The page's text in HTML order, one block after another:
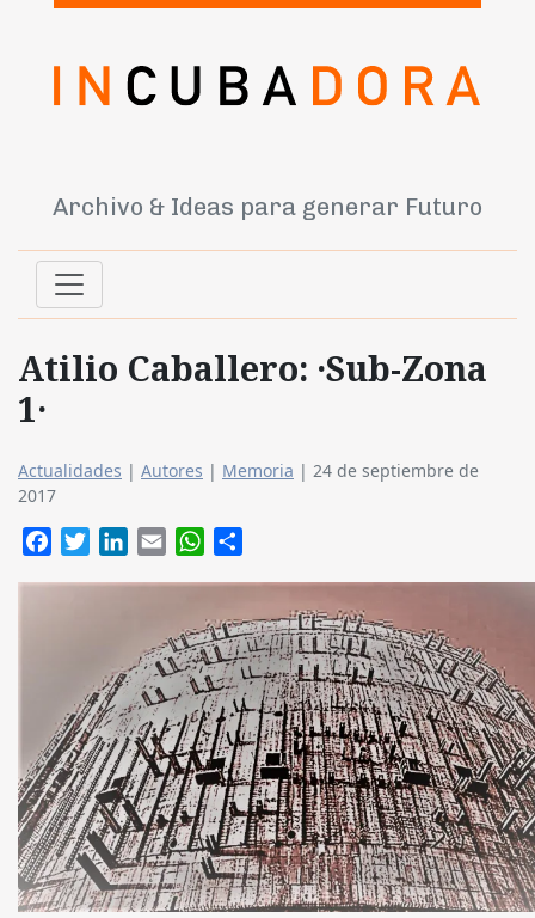
Archivo & Ideas para generar Futuro
Atilio Caballero: ·Sub-Zona
1·
Actualidades | Autores | Memoria | 24 de septiembre de
2017
FacebookTwitterLinkedIn
Email WhatsApp